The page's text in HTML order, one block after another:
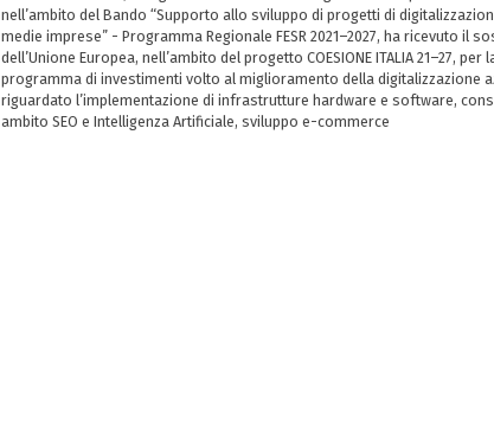
nell’ambito del Bando “Supporto allo sviluppo di progetti di
medie imprese” - Programma Regionale FESR 2021–2027, ha ricevuto il
dell’Unione Europea, nell’ambito del progetto COESIONE ITALIA 21–27,
programma di investimenti volto al miglioramento della digitalizzazione
riguardato l’implementazione di infrastrutture hardware e software,
ambito SEO e Intelligenza Artificiale, sviluppo e-commerce